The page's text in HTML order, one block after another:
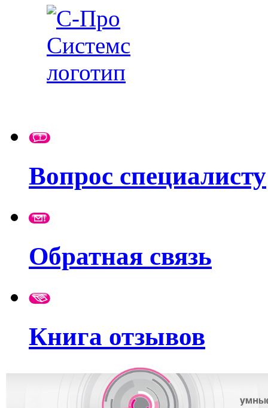
Вопрос специалисту
Обратная связь
Книга отзывов